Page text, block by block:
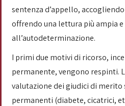
sentenza d’appello,
offrendo una lettura più ampia
all’autodeterminazione.
I primi due motivi di ricorso,
permanente, vengono respinti.
valutazione dei giudici di merito
permanenti (diabete, cicatrici,